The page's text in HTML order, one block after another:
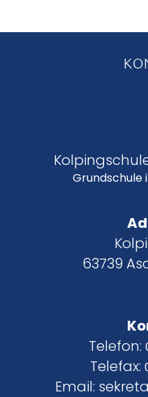
Grundschule
63739
Telefon:
Telefax:
Email: